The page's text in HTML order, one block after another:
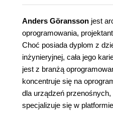
Anders Göransson jest
oprogramowania,
Choć posiada dyplom z
inżynieryjnej, cała jego
jest z branżą
koncentruje się na
dla urządzeń przenośnych,
specjalizuje się w